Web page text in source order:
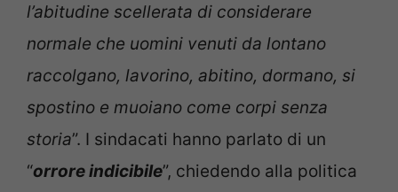
l’abitudine scellerata di considerare
normale che uomini venuti da lontano
raccolgano, lavorino, abitino, dormano, si
spostino e muoiano come corpi senza
storia”. I sindacati hanno parlato di un
“orrore indicibile”, chiedendo alla politica